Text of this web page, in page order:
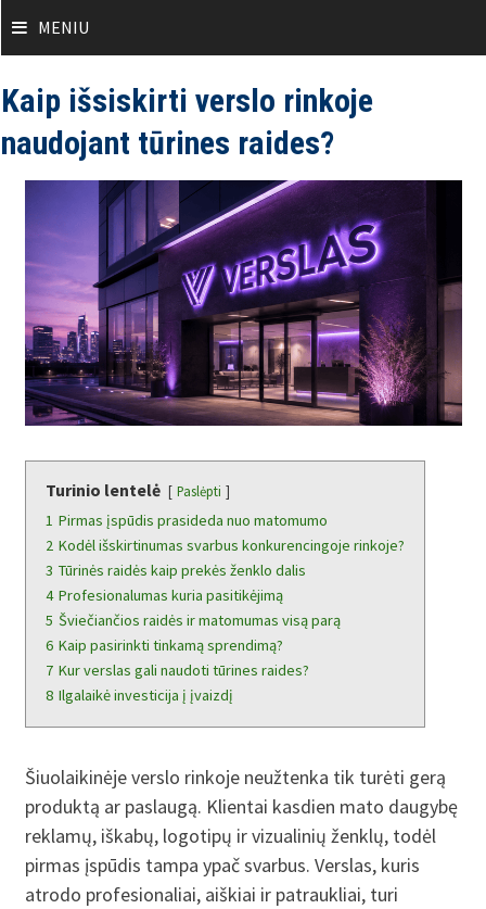
to
MENIU
Kaip išsiskirti verslo rinkoje
naudojant tūrines raides?
Turinio lentelė Paslėpti
1 Pirmas įspūdis prasideda nuo matomumo
2 Kodėl išskirtinumas svarbus konkurencingoje rinkoje?
3 Tūrinės raidės kaip prekės ženklo dalis
4 Profesionalumas kuria pasitikėjimą
5 Šviečiančios raidės ir matomumas visą parą
6 Kaip pasirinkti tinkamą sprendimą?
7 Kur verslas gali naudoti tūrines raides?
8 Ilgalaikė investicija į įvaizdį
Šiuolaikinėje verslo rinkoje neužtenka tik turėti gerą
produktą ar paslaugą. Klientai kasdien mato daugybę
reklamų, iškabų, logotipų ir vizualinių ženklų, todėl
pirmas įspūdis tampa ypač svarbus. Verslas, kuris
atrodo profesionaliai, aiškiai ir patraukliai, turi